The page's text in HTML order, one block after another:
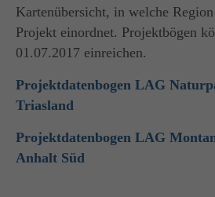
adipiscing elit.
Aenean commodo ligula eget
massa. Cum sociis natoque
dis parturient montes, nascetur
Donec quam felis, ultricies nec.
Kartenübersicht, in welche
Projekt einordnet. Projektbögen
01.07.2017 einreichen.
Projektdatenbogen LAG
Triasland
Projektdatenbogen LAG
Anhalt Süd